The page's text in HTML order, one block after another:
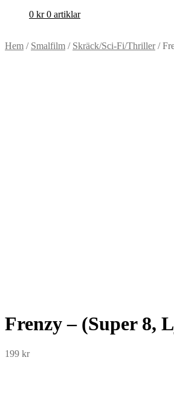
0 kr 0 artiklar
Hem / Smalfilm / Skräck/Sci-Fi/Thriller/
Frenzy – (Super 8,
199 kr